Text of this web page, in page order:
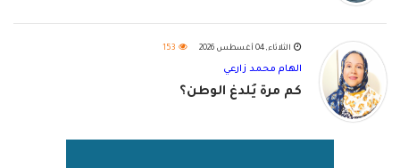
الثلاثاء, 04 أغسطس 2026 153
الهام محمد زارعي
كم مرة يُلدغ الوطن؟